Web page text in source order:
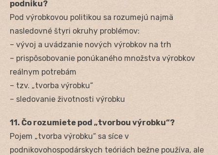
podniku?
Pod výrobkovou politikou sa rozumejú najmä
nasledovné štyri okruhy problémov:
– vývoj a uvádzanie nových výrobkov na trh
– prispôsobovanie ponúkaného množstva výrobkov
reálnym potrebám
– tzv. „tvorba výrobku“
– sledovanie životnosti výrobku
11. Čo rozumiete pod „tvorbou výrobku“?
Pojem „tvorba výrobku“ sa síce v
podnikovohospodárskych teóriách bežne používa, ale